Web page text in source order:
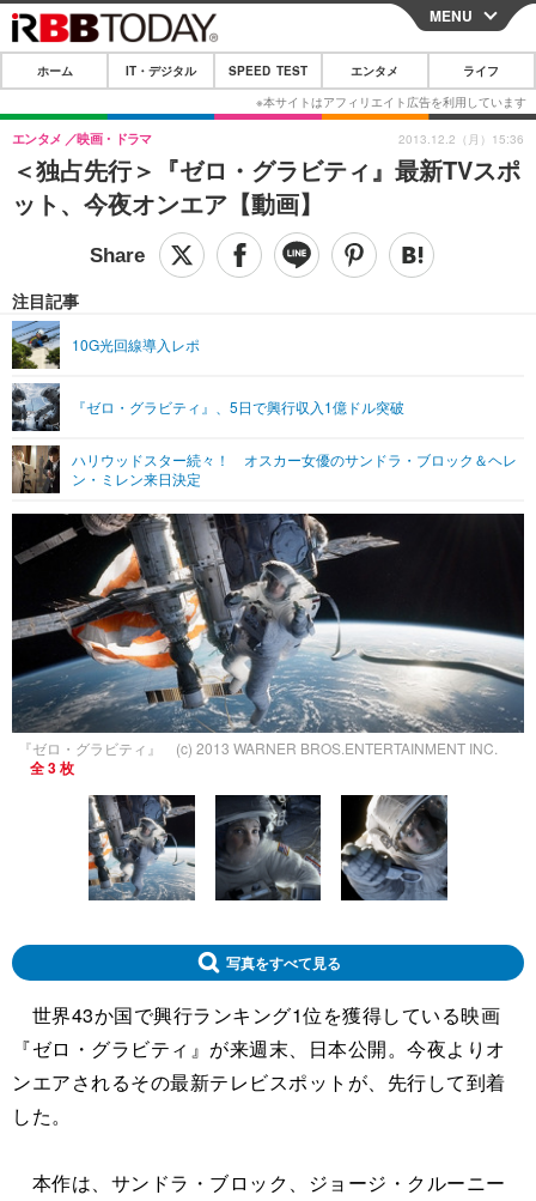
CLOSE
ホーム
IT・デジタル
IT・デジタルTOP スマートフォン
ショッピング その他
SPEED TEST
エンタメTOP 映画・ドラマ
グラビア ブログ
ショッピング その他
ライフTOP
リリース一覧
プッシュ通知の停止方法
MENU
ホーム IT・デジタル SPEED TEST エンタメ ライフ
＜独占先行＞『ゼロ・グラビティ』最新TVスポ
ット、今夜オンエア【動画】
エンタメ 映画・ドラマ
注目記事
10G光回線導入レポ
『ゼロ・グラビティ』、5日で興行収入1億ドル突破
ハリウッドスター続々！ オスカー女優のサンドラ・ブロック＆ヘレ
ン・ミレン来日決定
2013.12.2（月）15:36
『ゼロ・グラビティ』 (c) 2013 WARNER BROS.ENTERTAINMENT INC.
全 3 枚
写真をすべて見る
世界43か国で興行ランキング1位を獲得している映画
『ゼロ・グラビティ』が来週末、日本公開。今夜よりオ
ンエアされるその最新テレビスポットが、先行して到着
した。
本作は、サンドラ・ブロック、ジョージ・クルーニー